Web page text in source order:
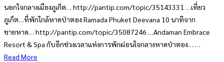
นอกใจกลางเมืองภูเก็ต… http://pantip.com/topic/35143331 …เที่ยว
ภูเก็ต…ที่พักใกล้หาดป่าตอง Ramada Phuket Deevana 10 นาทีจาก
ชายหาด… http://pantip.com/topic/35087246 …Andaman Embrace
Resort & Spa กับอีกช่วงเวลาแห่งการพักผ่อนใจกลางหาดป่าตอง… …
Read More